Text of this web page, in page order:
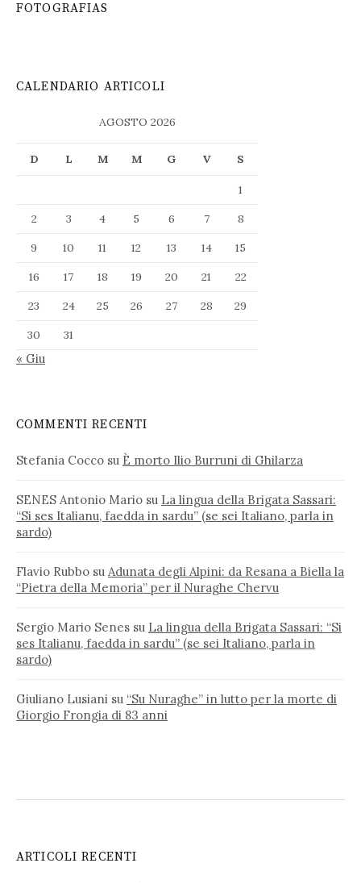
FOTOGRAFIAS
CALENDARIO ARTICOLI
AGOSTO 2026
D L M M G V S
1
2
3 4 5 6 7
8
9
10 11 12 13 14
15
16
17 18 19 20 21
22
23
24 25 26 27 28
29
30
31
« Giu
COMMENTI RECENTI
Stefania Cocco su È morto Ilio Burruni di Ghilarza
SENES Antonio Mario su La lingua della Brigata Sassari:
“Si ses Italianu, faedda in sardu” (se sei Italiano, parla in
sardo)
Flavio Rubbo su Adunata degli Alpini: da Resana a Biella la
“Pietra della Memoria” per il Nuraghe Chervu
Sergio Mario Senes su La lingua della Brigata Sassari: “Si
ses Italianu, faedda in sardu” (se sei Italiano, parla in
sardo)
Giuliano Lusiani su “Su Nuraghe” in lutto per la morte di
Giorgio Frongia di 83 anni
ARTICOLI RECENTI